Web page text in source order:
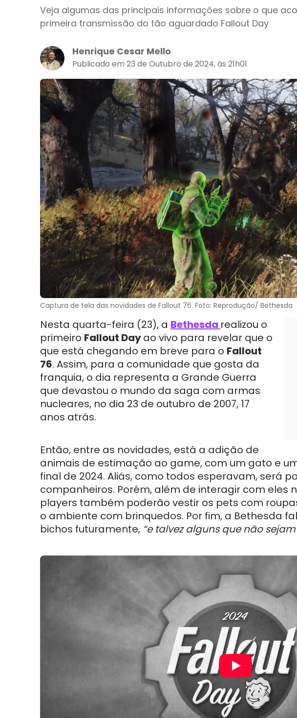
Veja algumas das principais informações sobre o que
primeira transmissão do tão aguardado Fallout Day
Henrique Cesar Mello
Publicado em 23 de Outubro de 2024, às 21h01
Captura de tela das novidades de Fallout 76. Foto: Reprodução/ Bethesda
Nesta quarta-feira (23), a Bethesda realizou o
primeiro Fallout Dayao vivo para revelar que o
que está chegando em breve para o Fallout
76. Assim, para a comunidade que gosta da
franquia, o dia representa a Grande Guerra
que devastou o mundo da saga com armas
nucleares, no dia 23 de outubro de 2007, 17
anos atrás.
Então, entre as novidades, está a adição de
animais de estimação ao game, com um gato e
final de 2024. Aliás, como todos esperavam, será
companheiros. Porém, além de interagir com eles
players também poderão vestir os pets com
o ambiente com brinquedos. Por fim, a Bethesda
bichos futuramente, “e talvez alguns que não